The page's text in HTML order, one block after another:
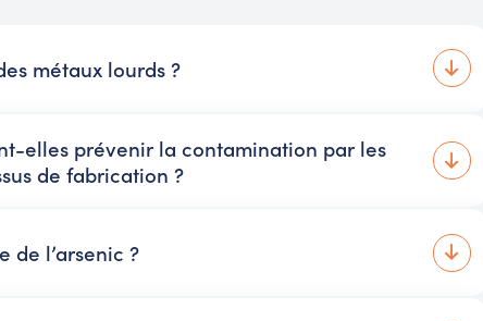
métaux lourds ?
elles prévenir la contamination par les
de fabrication ?
de l’arsenic ?